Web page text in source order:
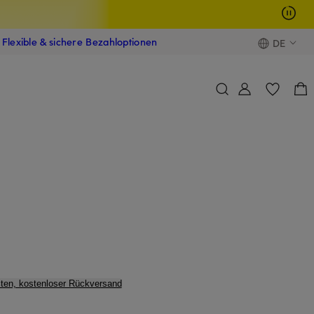
Flexible & sichere Bezahloptionen DE
kostenloser Rückversand